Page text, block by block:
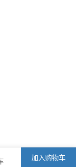
加入购物车